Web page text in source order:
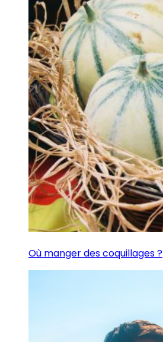
Où manger des coquillages ?